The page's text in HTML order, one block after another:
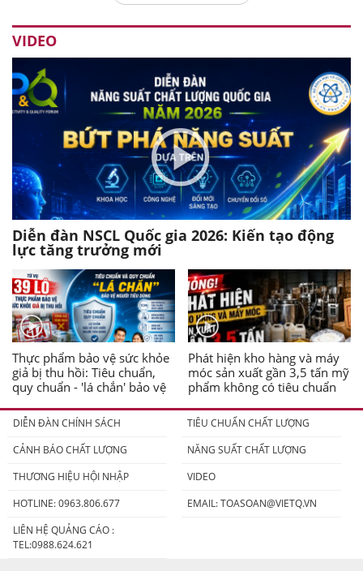
VIDEO
Diễn đàn NSCL Quốc gia 2026: Kiến tạo động
lực tăng trưởng mới
Thực phẩm bảo vệ sức khỏe
giả bị thu hồi: Tiêu chuẩn,
quy chuẩn - 'lá chắn' bảo vệ
Phát hiện kho hàng và máy
móc sản xuất gần 3,5 tấn mỹ
phẩm không có tiêu chuẩn
DIỄN ĐÀN CHÍNH SÁCH
TIÊU CHUẨN CHẤT LƯỢNG
CẢNH BÁO CHẤT LƯỢNG
NĂNG SUẤT CHẤT LƯỢNG
THƯƠNG HIỆU HỘI NHẬP
VIDEO
HOTLINE: 0963.806.677
EMAIL:TOASOAN@VIETQ.VN
LIÊN HỆ QUẢNG CÁO :
TEL:0988.624.621